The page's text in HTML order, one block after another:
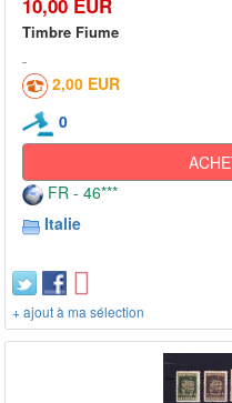
10,00 EUR
Timbre Fiume
2,00 EUR
0
FR - 46***
Italie
+ ajout à ma sélection